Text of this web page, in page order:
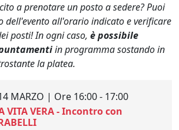
a prenotare un posto a sedere? Puoi
dell'evento all'orario indicato e verificare
posti! In ogni caso, è possibile
in programma sostando in
la platea.
MARZO | Ore 16:00 - 17:00
VITA VERA - Incontro con